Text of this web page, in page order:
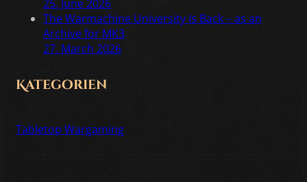
25. June 2026
The Warmachine University Is Back – as an
Archive for MK3
27. March 2026
Kategorien
Tabletop Wargaming